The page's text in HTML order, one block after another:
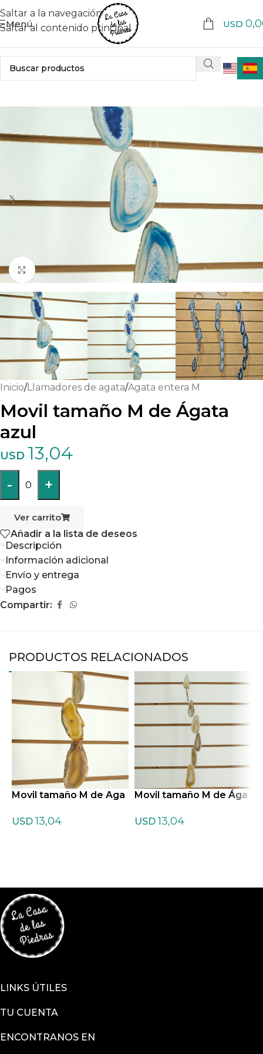
Saltar a la navegación
Saltar al contenido principal
Menú USD
Haga clic para ampliar
Inicio/Llamadores de agata/Agata entera M
Movil tamaño M de Ágata
azul
USD 13,04
- 0 +
Ver carrito
Añadir a la lista de deseos
Descripción
Información adicional
Envío y entrega
Pagos
Compartir:
PRODUCTOS RELACIONADOS
Movil tamaño M de Aga
USD 13,04
Movil tamaño M de Ága
USD 13,04
LINKS ÚTILES
TU CUENTA
ENCONTRANOS EN